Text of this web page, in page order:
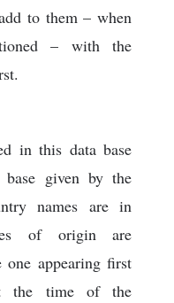
to them – when
– with the
in this data base
given by the
names are in
of origin are
one appearing first
the time of the